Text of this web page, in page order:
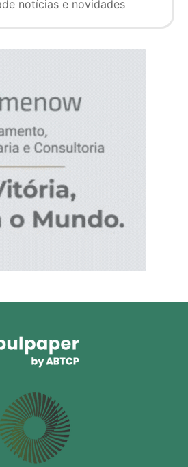
notícias e novidades